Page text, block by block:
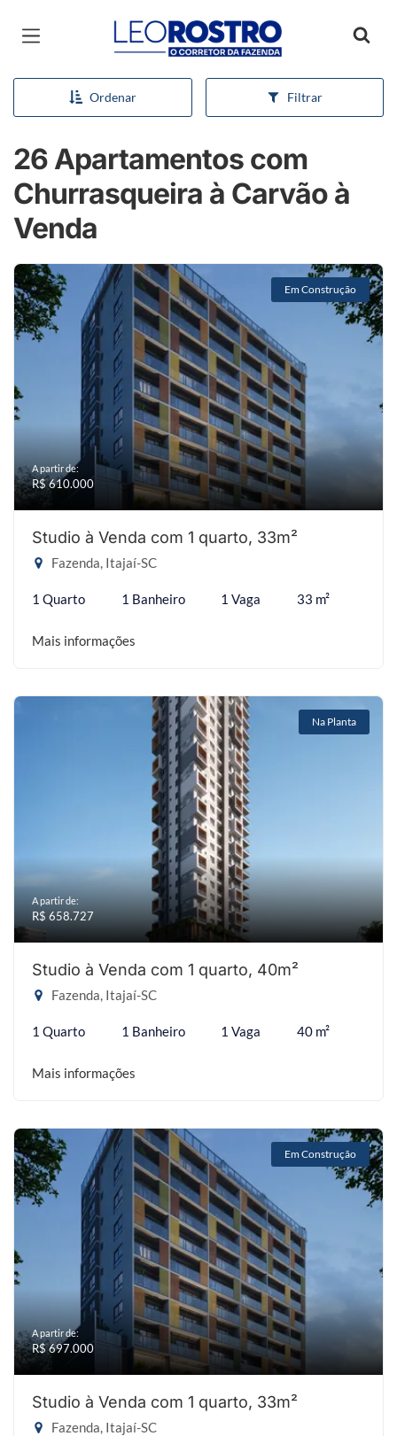
Página inicial
Ordenar Filtrar
26 Apartamentos com
Churrasqueira à Carvão à
Venda
Em Construção
A partir de:
R$ 610.000
Studio à Venda com 1 quarto, 33m²
Fazenda, Itajaí-SC
1 Quarto 1 Banheiro 1 Vaga 33 m²
Mais informações
Na Planta
A partir de:
R$ 658.727
Studio à Venda com 1 quarto, 40m²
Fazenda, Itajaí-SC
1 Quarto 1 Banheiro 1 Vaga 40 m²
Mais informações
Em Construção
A partir de:
R$ 697.000
Studio à Venda com 1 quarto, 33m²
Fazenda, Itajaí-SC